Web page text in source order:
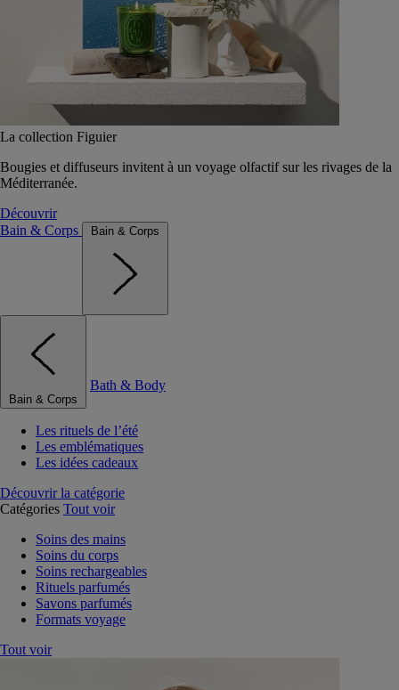
La collection Figuier
Bougies et diffuseurs invitent à un voyage olfactif sur les rivages de la
Méditerranée.
Découvrir
Bain & Corps
Bain & Corps
Bain & Corps
Bath & Body
Les rituels de l’été
Les emblématiques
Les idées cadeaux
Découvrir la catégorie
Catégories Tout voir
Soins des mains
Soins du corps
Soins rechargeables
Rituels parfumés
Savons parfumés
Formats voyage
Tout voir